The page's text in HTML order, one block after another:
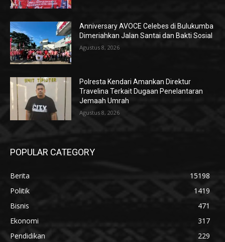
Anniversary AVOCE Celebes di Bulukumba
Dimeriahkan Jalan Santai dan Bakti Sosial
Agustus 8, 2026
Polresta Kendari Amankan Direktur
Travelina Terkait Dugaan Penelantaran
Jemaah Umrah
Agustus 8, 2026
POPULAR CATEGORY
Berita
15198
Politik
1419
Bisnis
471
Ekonomi
317
Pendidikan
229